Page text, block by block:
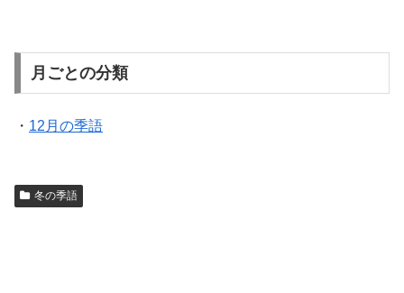
月ごとの分類
・ 12月の季語
冬の季語